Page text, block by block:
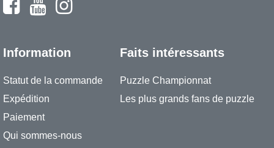
Information
Statut de la commande
Expédition
Paiement
Qui sommes-nous
Faits intéressants
Puzzle Championnat
Les plus grands fans de puzzle